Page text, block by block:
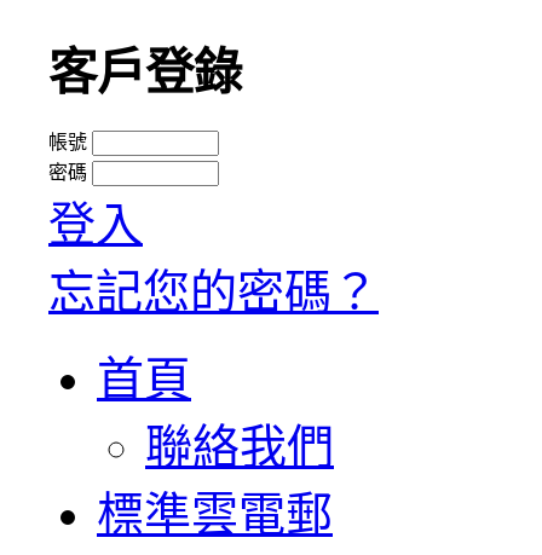
客戶登錄
帳號
密碼
登入
忘記您的密碼？
首頁
聯絡我們
標準雲電郵